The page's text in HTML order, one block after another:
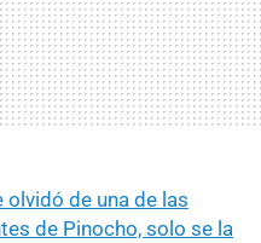
olvidó de una de las
de Pinocho, solo se la